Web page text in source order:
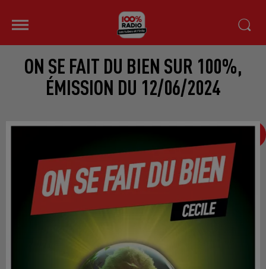
ON SE FAIT DU BIEN SUR 100%,
ÉMISSION DU 12/06/2024